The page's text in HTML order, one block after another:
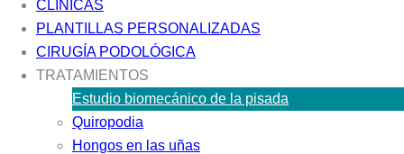
CLÍNICAS
PLANTILLAS PERSONALIZADAS
CIRUGÍA PODOLÓGICA
TRATAMIENTOS
Estudio biomecánico de la pisada
Quiropodia
Hongos en las uñas